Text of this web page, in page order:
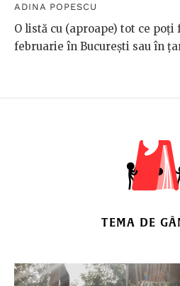
ADINA POPESCU
O listă cu (aproape) tot ce poți
februarie în București sau în
TEMA DE